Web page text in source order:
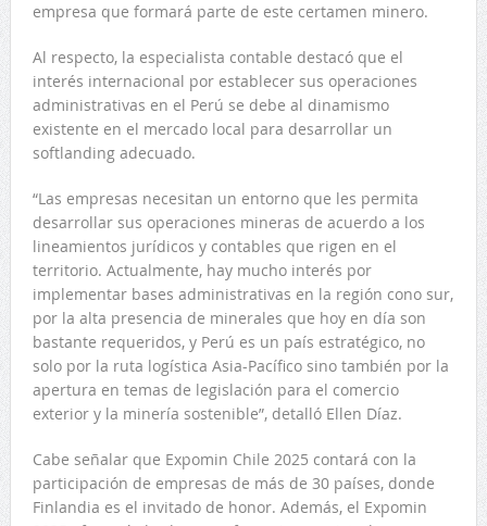
empresa que formará parte de este certamen minero.
Al respecto, la especialista contable destacó que el
interés internacional por establecer sus operaciones
administrativas en el Perú se debe al dinamismo
existente en el mercado local para desarrollar un
softlanding adecuado.
“Las empresas necesitan un entorno que les permita
desarrollar sus operaciones mineras de acuerdo a los
lineamientos jurídicos y contables que rigen en el
territorio. Actualmente, hay mucho interés por
implementar bases administrativas en la región cono sur,
por la alta presencia de minerales que hoy en día son
bastante requeridos, y Perú es un país estratégico, no
solo por la ruta logística Asia-Pacífico sino también por la
apertura en temas de legislación para el comercio
exterior y la minería sostenible”, detalló Ellen Díaz.
Cabe señalar que Expomin Chile 2025 contará con la
participación de empresas de más de 30 países, donde
Finlandia es el invitado de honor. Además, el Expomin